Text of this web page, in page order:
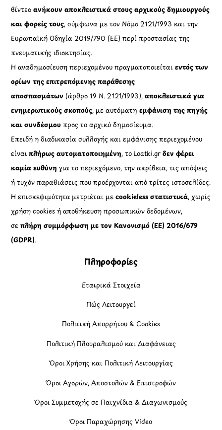
βίντεοανήκουν αποκλειστικά στους αρχικούς δημιουργούς
και φορείς τους, σύμφωνα με τον Νόμο 2121/1993 και την
Ευρωπαϊκή Οδηγία 2019/790 (ΕΕ) περί προστασίας της
πνευματικής ιδιοκτησίας.
Η αναδημοσίευση περιεχομένου πραγματοποιείταιεντός των
ορίων της επιτρεπόμενης παράθεσης
αποσπασμάτων (άρθρο 19 Ν. 2121/1993), αποκλειστικά για
ενημερωτικούς σκοπούς, με αυτόματηεμφάνιση της πηγής
και συνδέσμου προς το αρχικό δημοσίευμα.
Επειδή η διαδικασία συλλογής και εμφάνισης περιεχομένου
είναιπλήρως αυτοματοποιημένη, το Loatki.grδεν φέρει
καμία ευθύνη για το περιεχόμενο, την ακρίβεια, τις απόψεις
ή τυχόν παραβιάσεις που προέρχονται από τρίτες ιστοσελίδες.
Η επισκεψιμότητα μετριέται μεcookieless στατιστικά, χωρίς
χρήση cookies ή αποθήκευση προσωπικών δεδομένων,
σεπλήρη συμμόρφωση με τον Κανονισμό (ΕΕ) 2016/679
(GDPR).
Πληροφορίες
Εταιρικά Στοιχεία
Πώς Λειτουργεί
Πολιτική Απορρήτου & Cookies
Πολιτική Πλουραλισμού και Διαφάνειας
Όροι Χρήσης και Πολιτική Λειτουργίας
Όροι Αγορών, Αποστολών & Επιστροφών
Όροι Συμμετοχής σε Παιχνίδια & Διαγωνισμούς
Όροι Παραχώρησης Video